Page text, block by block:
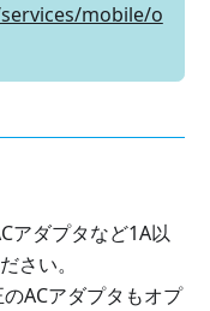
mobile/o
アダプタなど1A以
さい。
ACアダプタもオプ